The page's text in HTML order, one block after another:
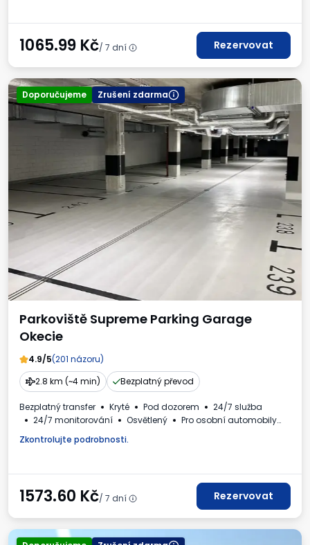
1065.99 Kč/ 7 dní Rezervovat
Doporučujeme Zrušení zdarma
Parkoviště Supreme Parking Garage
Okecie
4.9/5(201 názoru)
2.8 km (~4 min)
Bezplatný převod
Bezplatný transfer Kryté Pod dozorem
24/7 služba
24/7 monitorování
Osvětlený
Pro osobní automobily
Zkontrolujte podrobnosti.
1573.60 Kč/ 7 dní Rezervovat